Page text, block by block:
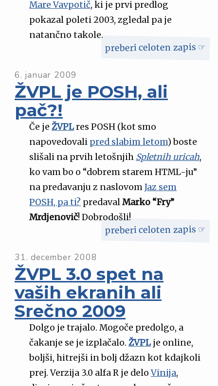
Mare Vavpotič, ki je prvi predlog
pokazal poleti 2003, zgledal pa je
natančno takole.
preberi celoten zapis ☞
6. januar 2009
ŽVPL je POSH, ali
pač?!
Če je ŽVPLres POSH (kot smo
napovedovali pred slabim letom) boste
slišali na prvih letošnjih Spletnih uricah,
ko vam bo o “dobrem starem HTML-ju”
na predavanju z naslovomJaz sem
POSH, pa ti? predavalMarko “Fry”
Mrdjenovič! Dobrodošli!
preberi celoten zapis ☞
31. december 2008
ŽVPL 3.0 spet na
vaših ekranih ali
Srečno 2009
Dolgo je trajalo. Mogoče predolgo, a
čakanje se je izplačalo. ŽVPLje online,
boljši, hitrejši in bolj džazn kot kdajkoli
prej. Verzija 3.0 alfa R je deloVinija,